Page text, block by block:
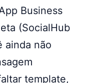
Business
(SocialHub
ainda não
template,